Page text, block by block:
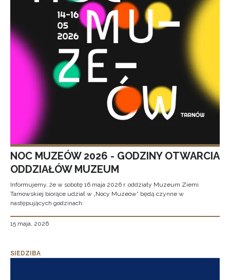
NOC MUZEÓW 2026 - GODZINY OTWARCIA
ODDZIAŁÓW MUZEUM
Informujemy, że w sobotę 16 maja 2026 r. oddziały Muzeum Ziemi
Tarnowskiej biorące udział w „Nocy Muzeów” będą czynne w
następujących godzinach:
15 maja, 2026
SIEDZIBA